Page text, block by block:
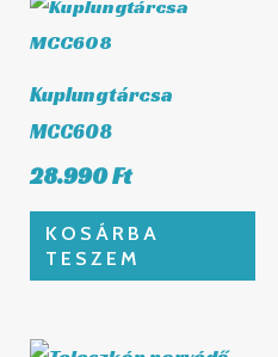
Kuplungtárcsa
MCC608
28.990Ft
KOSÁRBA
TESZEM